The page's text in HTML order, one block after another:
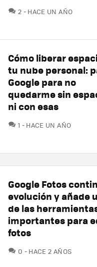
2 COMENTARIOS
HACE UN AÑO
Cómo liberar
tu nube personal:
Google para no
quedarme sin
ni con esas
1 COMENTARIOS
HACE UN AÑO
Google Fotos
evolución y añade
de las
importantes para
fotos
0 COMENTARIOS
HACE 2 AÑOS